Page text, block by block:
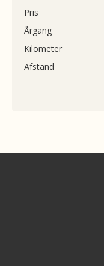
Pris
Årgang
Kilometer
Afstand